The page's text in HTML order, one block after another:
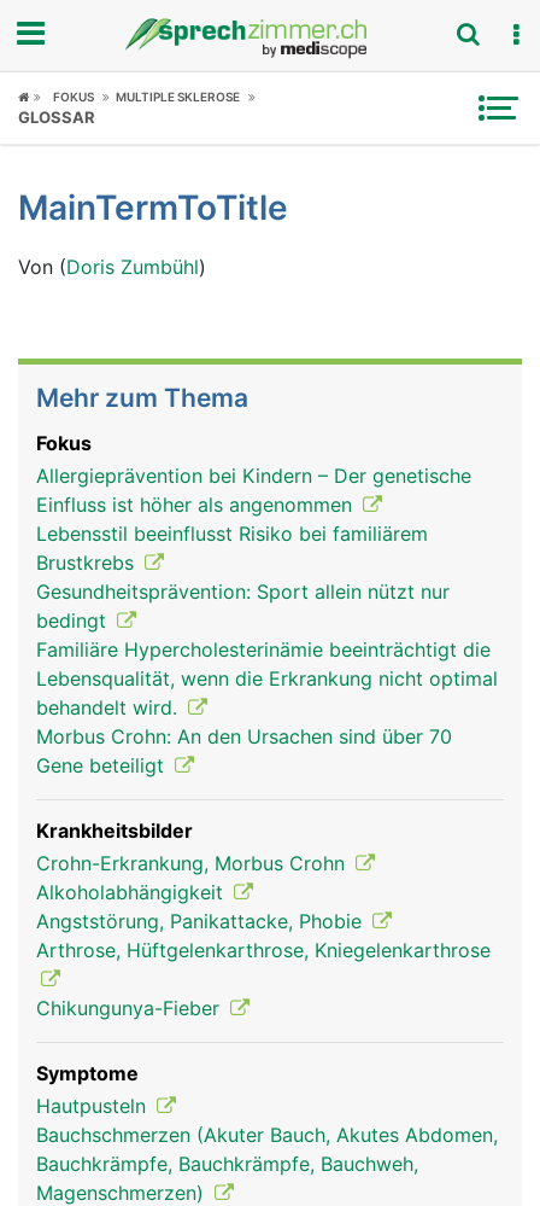
Fokus
Symptome
Untersuchungen
Ratgeber
Rubriken
FOKUS MULTIPLE SKLEROSE
GLOSSAR
MainTermToTitle
Von (Doris Zumbühl)
Mehr zum Thema
Fokus
Allergieprävention bei Kindern – Der genetische
Einfluss ist höher als angenommen
Lebensstil beeinflusst Risiko bei familiärem
Brustkrebs
Gesundheitsprävention: Sport allein nützt nur
bedingt
Familiäre Hypercholesterinämie beeinträchtigt die
Lebensqualität, wenn die Erkrankung nicht optimal
behandelt wird.
Morbus Crohn: An den Ursachen sind über 70
Gene beteiligt
Krankheitsbilder
Crohn-Erkrankung, Morbus Crohn
Alkoholabhängigkeit
Angststörung, Panikattacke, Phobie
Arthrose, Hüftgelenkarthrose, Kniegelenkarthrose
Chikungunya-Fieber
Symptome
Hautpusteln
Bauchschmerzen (Akuter Bauch, Akutes Abdomen,
Bauchkrämpfe, Bauchkrämpfe, Bauchweh,
Magenschmerzen)